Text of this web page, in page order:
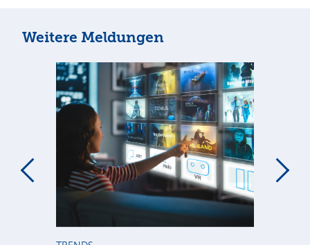
Weitere Meldungen